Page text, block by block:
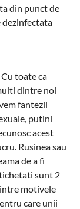
din punct de
dezinfectata
Cu toate ca
dintre noi
fantezii
putini
acest
Rusinea sau
de a fi
sunt 2
motivele
care unii